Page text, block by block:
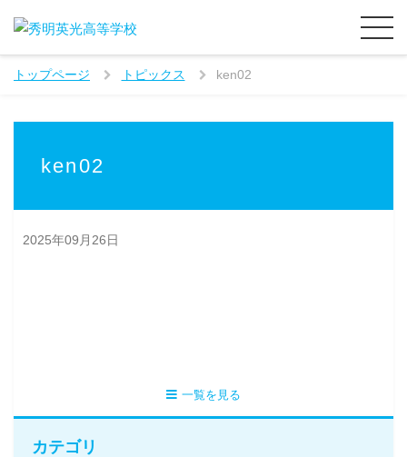
トップページ トピックス ken02
ken02
2025年09月26日
一覧を見る
カテゴリ